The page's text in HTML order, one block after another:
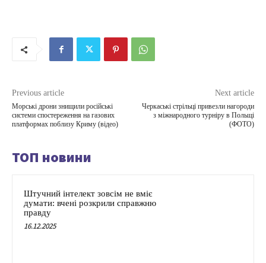
Previous article
Морські дрони знищили російські
системи спостереження на газових
платформах поблизу Криму (відео)
Next article
Черкаські стрільці привезли нагороди
з міжнародного турніру в Польщі
(ФОТО)
ТОП новини
Штучний інтелект зовсім не вміє
думати: вчені розкрили справжню
правду
16.12.2025